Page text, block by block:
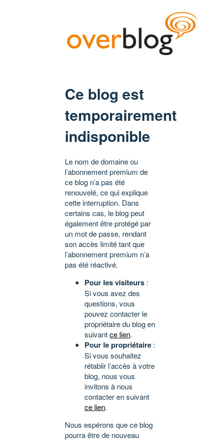
Ce blog est
temporairement
indisponible
Le nom de domaine ou
l’abonnement premium de
ce blog n’a pas été
renouvelé, ce qui explique
cette interruption. Dans
certains cas, le blog peut
également être protégé par
un mot de passe, rendant
son accès limité tant que
l’abonnement premium n’a
pas été réactivé.
Pour les visiteurs :
Si vous avez des
questions, vous
pouvez contacter le
propriétaire du blog en
suivantce lien.
Pour le propriétaire :
Si vous souhaitez
rétablir l’accès à votre
blog, nous vous
invitons à nous
contacter en suivant
ce lien.
Nous espérons que ce blog
pourra être de nouveau